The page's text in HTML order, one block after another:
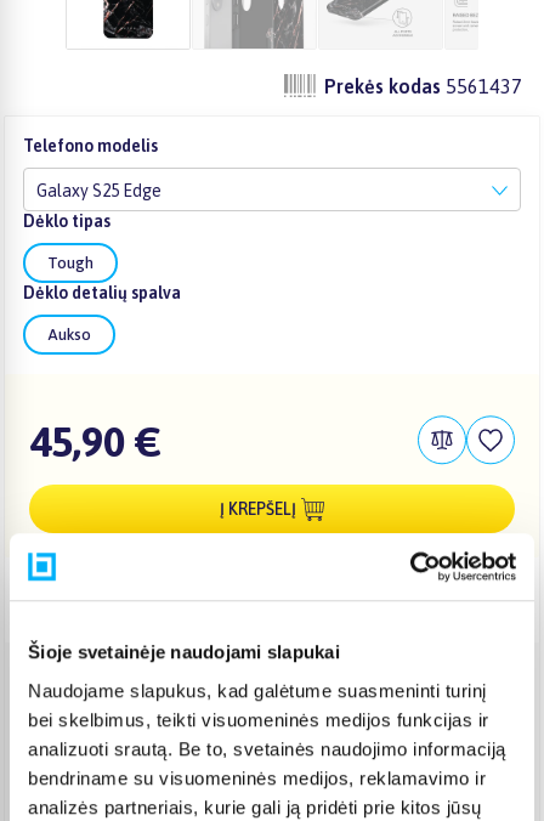
Šioje svetainėje naudojami slapukai
Naudojame slapukus, kad galėtume suasmeninti turinį
bei skelbimus, teikti visuomeninės medijos funkcijas ir
analizuoti srautą. Be to, svetainės naudojimo informaciją
bendriname su visuomeninės medijos, reklamavimo ir
analizės partneriais, kurie gali ją pridėti prie kitos jūsų
Prekės kodas 5561437
Telefono modelis
Galaxy S25 Edge
Dėklo tipas
Tough
Dėklo detalių spalva
Aukso
45,90 €
Į KREPŠELĮ
Venipak paštomatas ( 2,39 €)
Pristato ir šeštadienį
Rugpjūtis 11d. - Rugpjūtis 14d.
Venipak kurjeris (2,99 €)
Rugpjūtis 12d. - Rugpjūtis 17d.